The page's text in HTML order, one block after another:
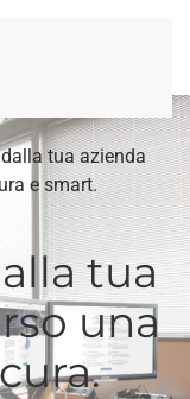
tua azienda
e smart.
tua
una